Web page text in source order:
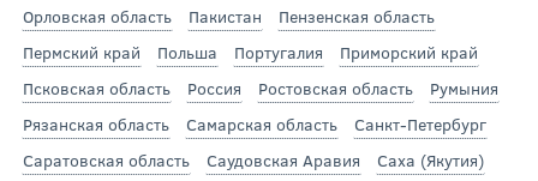
Орловская область
Пакистан
Пензенская область
Пермский край
Польша Португалия
Приморский край
Псковская область
Россия Ростовская область
Румыния
Рязанская область
Самарская область
Санкт-Петербург
Саратовская область
Саудовская Аравия
Саха (Якутия)